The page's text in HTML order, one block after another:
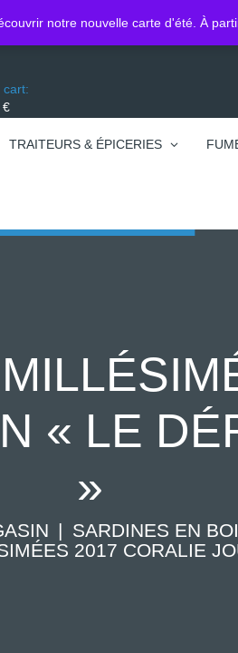
notre nouvelle carte d'été. À
cart:
€
TRAITEURS & ÉPICERIES
« LE
»
SARDINES EN
2017 CORALIE